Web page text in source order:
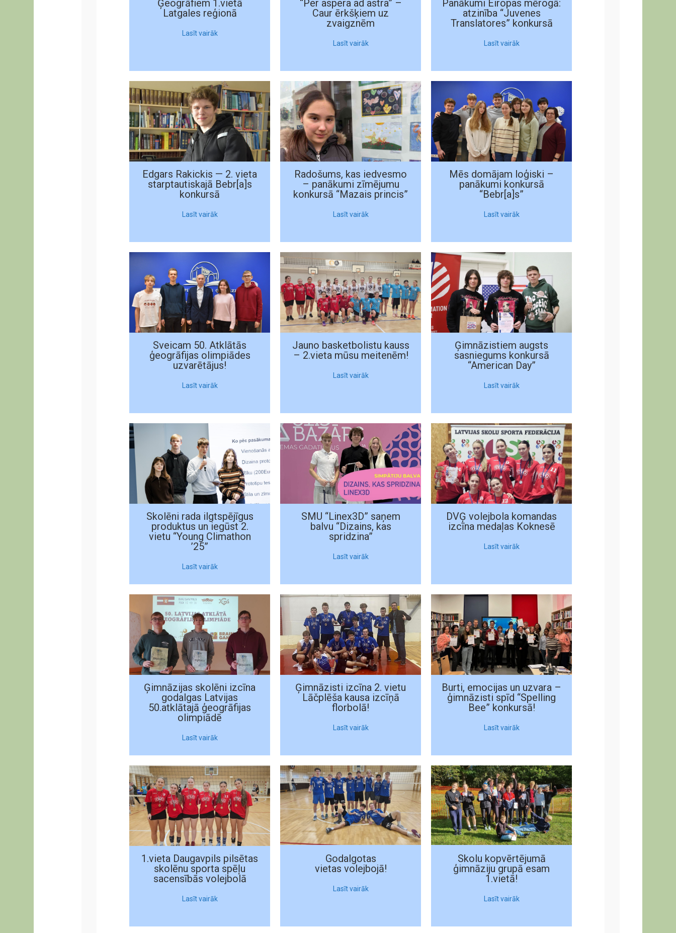
Ģeogrāfiem 1.vietā
Latgales reģionā
Lasīt vairāk
“Per aspera ad astra” –
Caur ērkšķiem uz
zvaigznēm
Lasīt vairāk
Panākumi Eiropas mērogā:
atzinība “Juvenes
Translatores” konkursā
Lasīt vairāk
Edgars Rakickis — 2. vieta
starptautiskajā Bebr[a]s
konkursā
Lasīt vairāk
Radošums, kas iedvesmo
– panākumi zīmējumu
konkursā “Mazais princis”
Lasīt vairāk
Mēs domājam loģiski –
panākumi konkursā
“Bebr[a]s”
Lasīt vairāk
Sveicam 50. Atklātās
ģeogrāfijas olimpiādes
uzvarētājus!
Lasīt vairāk
Jauno basketbolistu kauss
– 2.vieta mūsu meitenēm!
Lasīt vairāk
Ģimnāzistiem augsts
sasniegums konkursā
“American Day”
Lasīt vairāk
Skolēni rada ilgtspējīgus
produktus un iegūst 2.
vietu “Young Climathon
’25”
Lasīt vairāk
SMU “Linex3D” saņem
balvu “Dizains, kas
spridzina”
Lasīt vairāk
DVĢ volejbola komandas
izcīna medaļas Koknesē
Lasīt vairāk
Ģimnāzijas skolēni izcīna
godalgas Latvijas
50.atklātajā ģeogrāfijas
olimpiādē
Lasīt vairāk
Ģimnāzisti izcīna 2. vietu
Lāčplēša kausa izcīņā
florbolā!
Lasīt vairāk
Burti, emocijas un uzvara –
ģimnāzisti spīd “Spelling
Bee” konkursā!
Lasīt vairāk
1.vieta Daugavpils pilsētas
skolēnu sporta spēļu
sacensībās volejbolā
Lasīt vairāk
Godalgotas
vietas volejbojā!
Lasīt vairāk
Skolu kopvērtējumā
ģimnāziju grupā esam
1.vietā!
Lasīt vairāk